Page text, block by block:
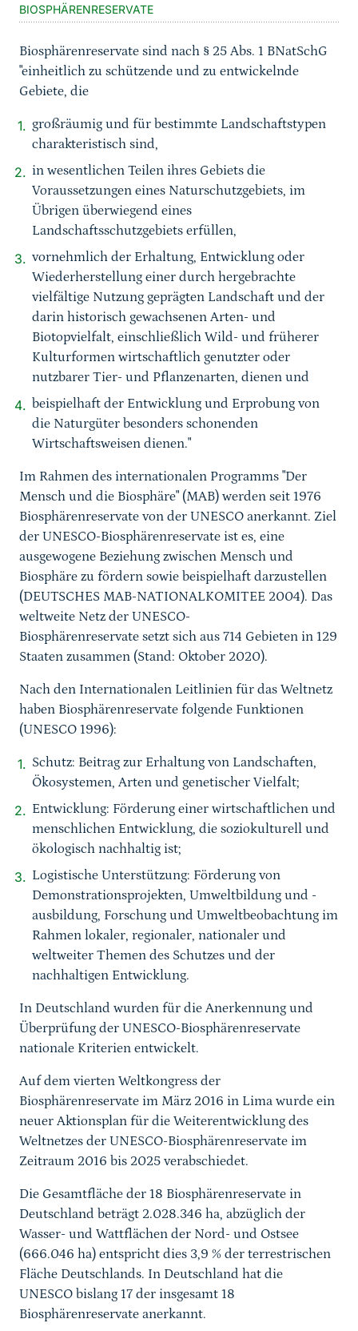
BIOSPHÄRENRESERVATE
Biosphärenreservate sind nach § 25 Abs. 1 BNatSchG
"einheitlich zu schützende und zu entwickelnde
Gebiete, die
großräumig und für bestimmte Landschaftstypen
charakteristisch sind,
in wesentlichen Teilen ihres Gebiets die
Voraussetzungen eines Naturschutzgebiets, im
Übrigen überwiegend eines
Landschaftsschutzgebiets erfüllen,
vornehmlich der Erhaltung, Entwicklung oder
Wiederherstellung einer durch hergebrachte
vielfältige Nutzung geprägten Landschaft und der
darin historisch gewachsenen Arten- und
Biotopvielfalt, einschließlich Wild- und früherer
Kulturformen wirtschaftlich genutzter oder
nutzbarer Tier- und Pflanzenarten, dienen und
beispielhaft der Entwicklung und Erprobung von
die Naturgüter besonders schonenden
Wirtschaftsweisen dienen."
Im Rahmen des internationalen Programms "Der
Mensch und die Biosphäre" (MAB) werden seit 1976
Biosphärenreservate von der UNESCO anerkannt. Ziel
der UNESCO-Biosphärenreservate ist es, eine
ausgewogene Beziehung zwischen Mensch und
Biosphäre zu fördern sowie beispielhaft darzustellen
(DEUTSCHES MAB-NATIONALKOMITEE 2004). Das
weltweite Netz der UNESCO-
Biosphärenreservate setzt sich aus 714 Gebieten in 129
Staaten zusammen (Stand: Oktober 2020).
Nach den Internationalen Leitlinien für das Weltnetz
haben Biosphärenreservate folgende Funktionen
(UNESCO 1996):
Schutz: Beitrag zur Erhaltung von Landschaften,
Ökosystemen, Arten und genetischer Vielfalt;
Entwicklung: Förderung einer wirtschaftlichen und
menschlichen Entwicklung, die soziokulturell und
ökologisch nachhaltig ist;
Logistische Unterstützung: Förderung von
Demonstrationsprojekten, Umweltbildung und -
ausbildung, Forschung und Umweltbeobachtung im
Rahmen lokaler, regionaler, nationaler und
weltweiter Themen des Schutzes und der
nachhaltigen Entwicklung.
In Deutschland wurden für die Anerkennung und
Überprüfung der UNESCO-Biosphärenreservate
nationale Kriterien entwickelt.
Auf dem vierten Weltkongress der
Biosphärenreservate im März 2016 in Lima wurde ein
neuer Aktionsplan für die Weiterentwicklung des
Weltnetzes der UNESCO-Biosphärenreservate im
Zeitraum 2016 bis 2025 verabschiedet.
Die Gesamtfläche der 18 Biosphärenreservate in
Deutschland beträgt 2.028.346 ha, abzüglich der
Wasser- und Wattflächen der Nord- und Ostsee
(666.046 ha) entspricht dies 3,9 % der terrestrischen
Fläche Deutschlands. In Deutschland hat die
UNESCO bislang 17 der insgesamt 18
Biosphärenreservate anerkannt.